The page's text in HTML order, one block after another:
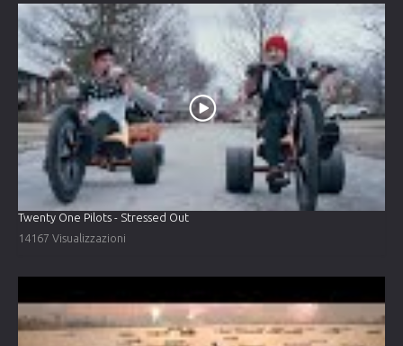
Twenty One Pilots - Stressed Out
14167 Visualizzazioni